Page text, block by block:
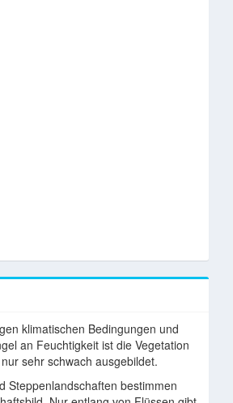
klimatischen Bedingungen und
an Feuchtigkeit ist die Vegetation
sehr schwach ausgebildet.
Steppenlandschaften bestimmen